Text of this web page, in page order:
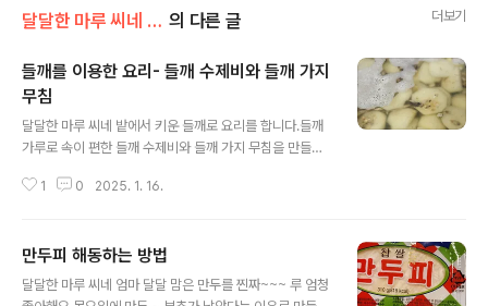
달달한 마루 씨네 일상 의 다른 글 더보기
들깨를 이용한 요리- 들깨 수제비와 들깨 가지
무침
달달한 마루 씨네 밭에서 키운 들깨로 요리를 합니다.들깨
가루로 속이 편한 들깨 수제비와 들깨 가지 무침을 만들었
요.그리고 오후 조금 선선한가 싶더니 비가 무섭게 내립니
비에 결국 인테리어 업자 농부님까지 출동하여 달달한 마
루 씨와 엄마를 구출했습니다. 비 덕분에 달달한 마루 씨는
곱게 목욕을 했지요. 향긋한 냄새가 폴폴~비 이제 그만 왔
1 0 2025. 1. 16.
만두피 해동하는 방법
달달한 마루 씨네 엄마 달달 맘은 만두를 찐짜~~~ 루 엄청